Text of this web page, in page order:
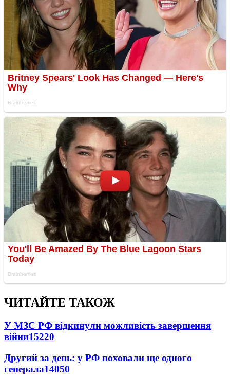
ЧИТАЙТЕ ТАКОЖ
У МЗС РФ відкинули можливість завершення
війни15220
Другий за день: у РФ поховали ще одного
генерала14050